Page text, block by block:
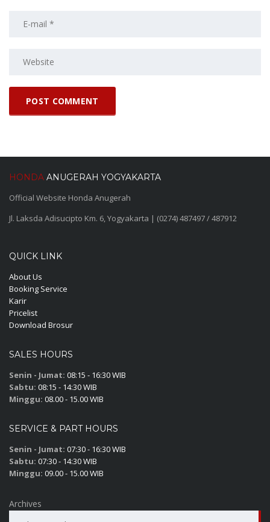
HONDA ANUGERAH YOGYAKARTA
Official Website Honda Anugerah
Jl. Laksda Adisucipto Km. 6, Yogyakarta | (0274) 487497 / 487912
QUICK LINK
About Us
Booking Service
Karir
Pricelist
Download Brosur
SALES HOURS
Senin - Jumat: 08:15 - 16:30 WIB
Sabtu: 08:15 - 14:30 WIB
Minggu: 08.00 - 15.00 WIB
SERVICE & PART HOURS
Senin - Jumat: 07:30 - 16:30 WIB
Sabtu: 07:30 - 14:30 WIB
Minggu: 09.00 - 15.00 WIB
Archives